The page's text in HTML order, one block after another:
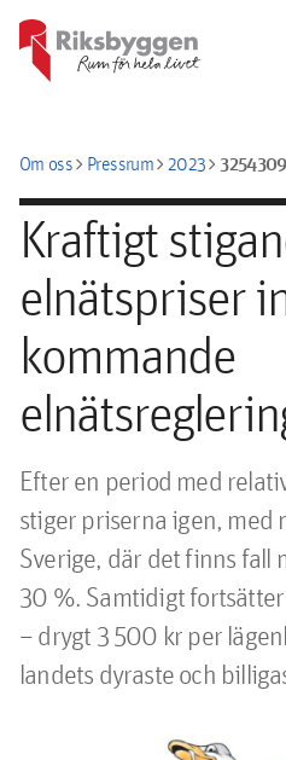
Om osschevron_rightPressrumchevron_right2023chevron_right3254309
Kraftigt
elnätspriser
kommande
Efter en period med
stiger priserna igen, med
Sverige, där det finns fall
30 %. Samtidigt
– drygt 3 500 kr per
landets dyraste och